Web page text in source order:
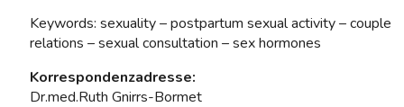
Keywords: sexuality – postpartum sexual activity – couple
relations – sexual consultation – sex hormones
Korrespondenzadresse:
Dr.med.Ruth Gnirrs-Bormet